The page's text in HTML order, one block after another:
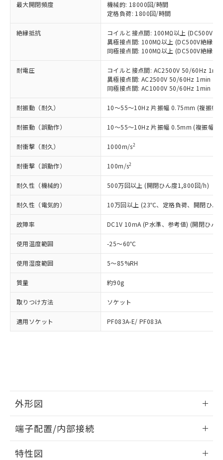
最大開閉頻度
機械的: 18000回/時間
定格負荷: 1800回/時間
絶縁抵抗
コイルと接点間: 100MΩ以上 (DC500V絶
異極接点間: 100MΩ以上 (DC500V絶縁抵
同極接点間: 100MΩ以上 (DC500V絶縁抵
耐電圧
コイルと接点間: AC2500V 50/60Hz 1min
異極接点間: AC2500V 50/60Hz 1min
同極接点間: AC1000V 50/60Hz 1min
耐振動（耐久） 10～55～10Hz 片振幅 0.75mm (複振幅
耐振動（誤動作） 10～55～10Hz 片振幅 0.5mm (複振幅
耐衝撃（耐久） 1000m/s2
耐衝撃（誤動作） 100m/s2
耐久性（機械的） 500万回以上 (開閉ひん度1,800回/h)
耐久性（電気的） 10万回以上 (23℃、定格負荷、開閉ひん
故障率 DC1V 10mA (P水準、参考値) (開閉ひん
使用温度範囲 -25～60℃
使用湿度範囲 5～85%RH
質量 約90g
取りつけ方法 ソケット
適用ソケット PF083A-E/ PF083A
外形図
外形図
端子配置/内部接続
特性図
当社制御機器事業取扱商品の中には、
本サービスの対象外となる商品もある
ことをご了承ください。
在庫状況および標準価格照会結果は、
記載している更新日時点での社内デー
タに基づき作成されるものであり、閲
覧された時点での実際の在庫および標
準価格とは異なる場合があることをご
了承ください。
正式な納期状況および標準価格はお客
様のお取引先、またはお客様担当のオ
ムロン制御機器販売店・当社販売員に
ご相談ください。
オムロン制御機器販売店や当社販売拠
販売ネットワーク
」をご確認
ください。
在庫状況および標準価格結果を当社の
事前の承諾なく第三者に漏洩または開
示しないようお願いします。
マイパーツ機能（部品リスト作成サー
メンバーズにご登録されている必要が
登録された部品リストについて、当社
および当社の共同利用者が、当社の製
品・サービスに関するお客様との取
引・商談に必要な範囲で利用すること
をご了承ください。
※当社の共同利用者とは、"個人情報
の共同利用に関して"
の「1.共同利
用者の範囲」に記載されている法人を
害物質有無と関係のない商品です。
仕入先様の事情により、非含有部品として
いたものが、含有品と判明した場合などや
むを得ず変更することがあります。
*EU RoHS指令（10物質）：
ミウム(Cd) 100ppm以下、
六価クロム(Cr(Ⅵ)) 1000ppm以下、ポリ臭化ビフェニル
類(PBB) 1000ppm以下、ポリ臭化ジフェニルエーテル類
(PBDE) 1000ppm以下、フタル酸ビス(2-エチルヘキシ
ルベンジル（BBP） 1000ppm以下、フタル酸ジブチル
（DBP） 1000ppm以下、フタル酸ジイソブチル
(DIBP) 1000ppm以下
但し、RoHS指令で産業用監視および制御機器に対する
フタル酸エステル類の４物質については閾値を超える意
※2 対応予定月
部品在庫の切り替え状況などにより、予定
月が前後することがあります。
※3 非含有証明書ダウンロード
51物質の非含有証明書（当社基準）
※本証明書は発行日時点で非含有を証明す
欄に対応日を記載しておりました。
既に当社にて対応品への在庫切替を完了
していることから、特段のことがない限
り、2022年1月12日より割愛しておりま
す。
基準値以下であることを示します。
「×」：最大均質材料含有率が中国RoHSの
基準値を超えていることを示します。
「－」：未確認です。当社販売部門へお問
Pb(鉛) :1000ppm、 Hg(水銀) : 1000ppm、 Cd(カドミウ
Cr(Ⅵ)(六価クロム) : 1000ppm、 PBBs(ポリ臭化ビフェ
DBP(フタル酸ジブチル) : 1000ppm、 DIBP(フタル酸ジ
イソブチル) : 1000ppm、 BBP(フタル酸ブチルベンジ
ル) : 1000ppm、
DEHP(フタル酸ビス(2-エチルヘキシル)) : 1000ppm
※2 環境保護使用期限
「ｅ」：有害物質（10物質）のすべてが基
準値以下であることを示します。
「10」：通常の使用状況下において有害物
質が外部に漏えいし、環境に深刻な影響を
及ぼさない年数を意味します。
「－」：未確認です。当社販売部門へお問
い合わせください。
為替および外国貿易法に定める商品
（以下｢規制貨物等」という）を輸出
または国外への提供する場合は、日本
国政府の輸出許可(または役務取引許
可)を取得するなどの必要な手続きを
当社は規制貨物を破棄する場合は、完
全に破砕するなど、違法に輸出されな
当社は貴社製品を、核兵器、ミサイ
ル、化学兵器、生物兵器またはその他
武器並びにこれらの製造装置等に一切
使用いたしません。
当社は、貴社製品を第三者に販売する
場合は、上記1、2および3の内容を当
該第三者に通知します。また当社は、
販売先および販売に係わる関係者が違
法に輸出するおそれがある場合は、取
り引きをいたしません。
一定数以上の在庫あり
一定数には満たないが在庫あり
－
在庫なし(最新の在庫状況につ
いては、お客様のお取引先、ま
たはお客様担当のオムロン制御
機器販売店・当社販売員にご確
認ください)
空
受注生産機種、また在庫状況の
情報を公開していない機種